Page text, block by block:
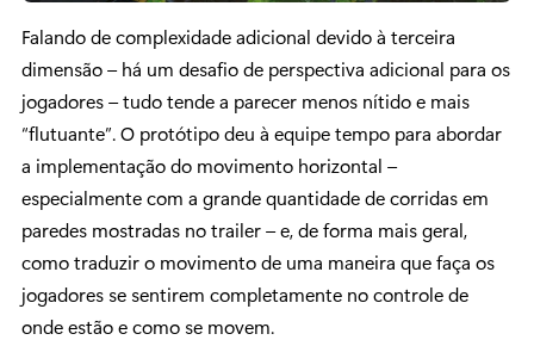
Falando de complexidade adicional devido à terceira
dimensão – há um desafio de perspectiva adicional para os
jogadores – tudo tende a parecer menos nítido e mais
“flutuante”. O protótipo deu à equipe tempo para abordar
a implementação do movimento horizontal –
especialmente com a grande quantidade de corridas em
paredes mostradas no trailer – e, de forma mais geral,
como traduzir o movimento de uma maneira que faça os
jogadores se sentirem completamente no controle de
onde estão e como se movem.